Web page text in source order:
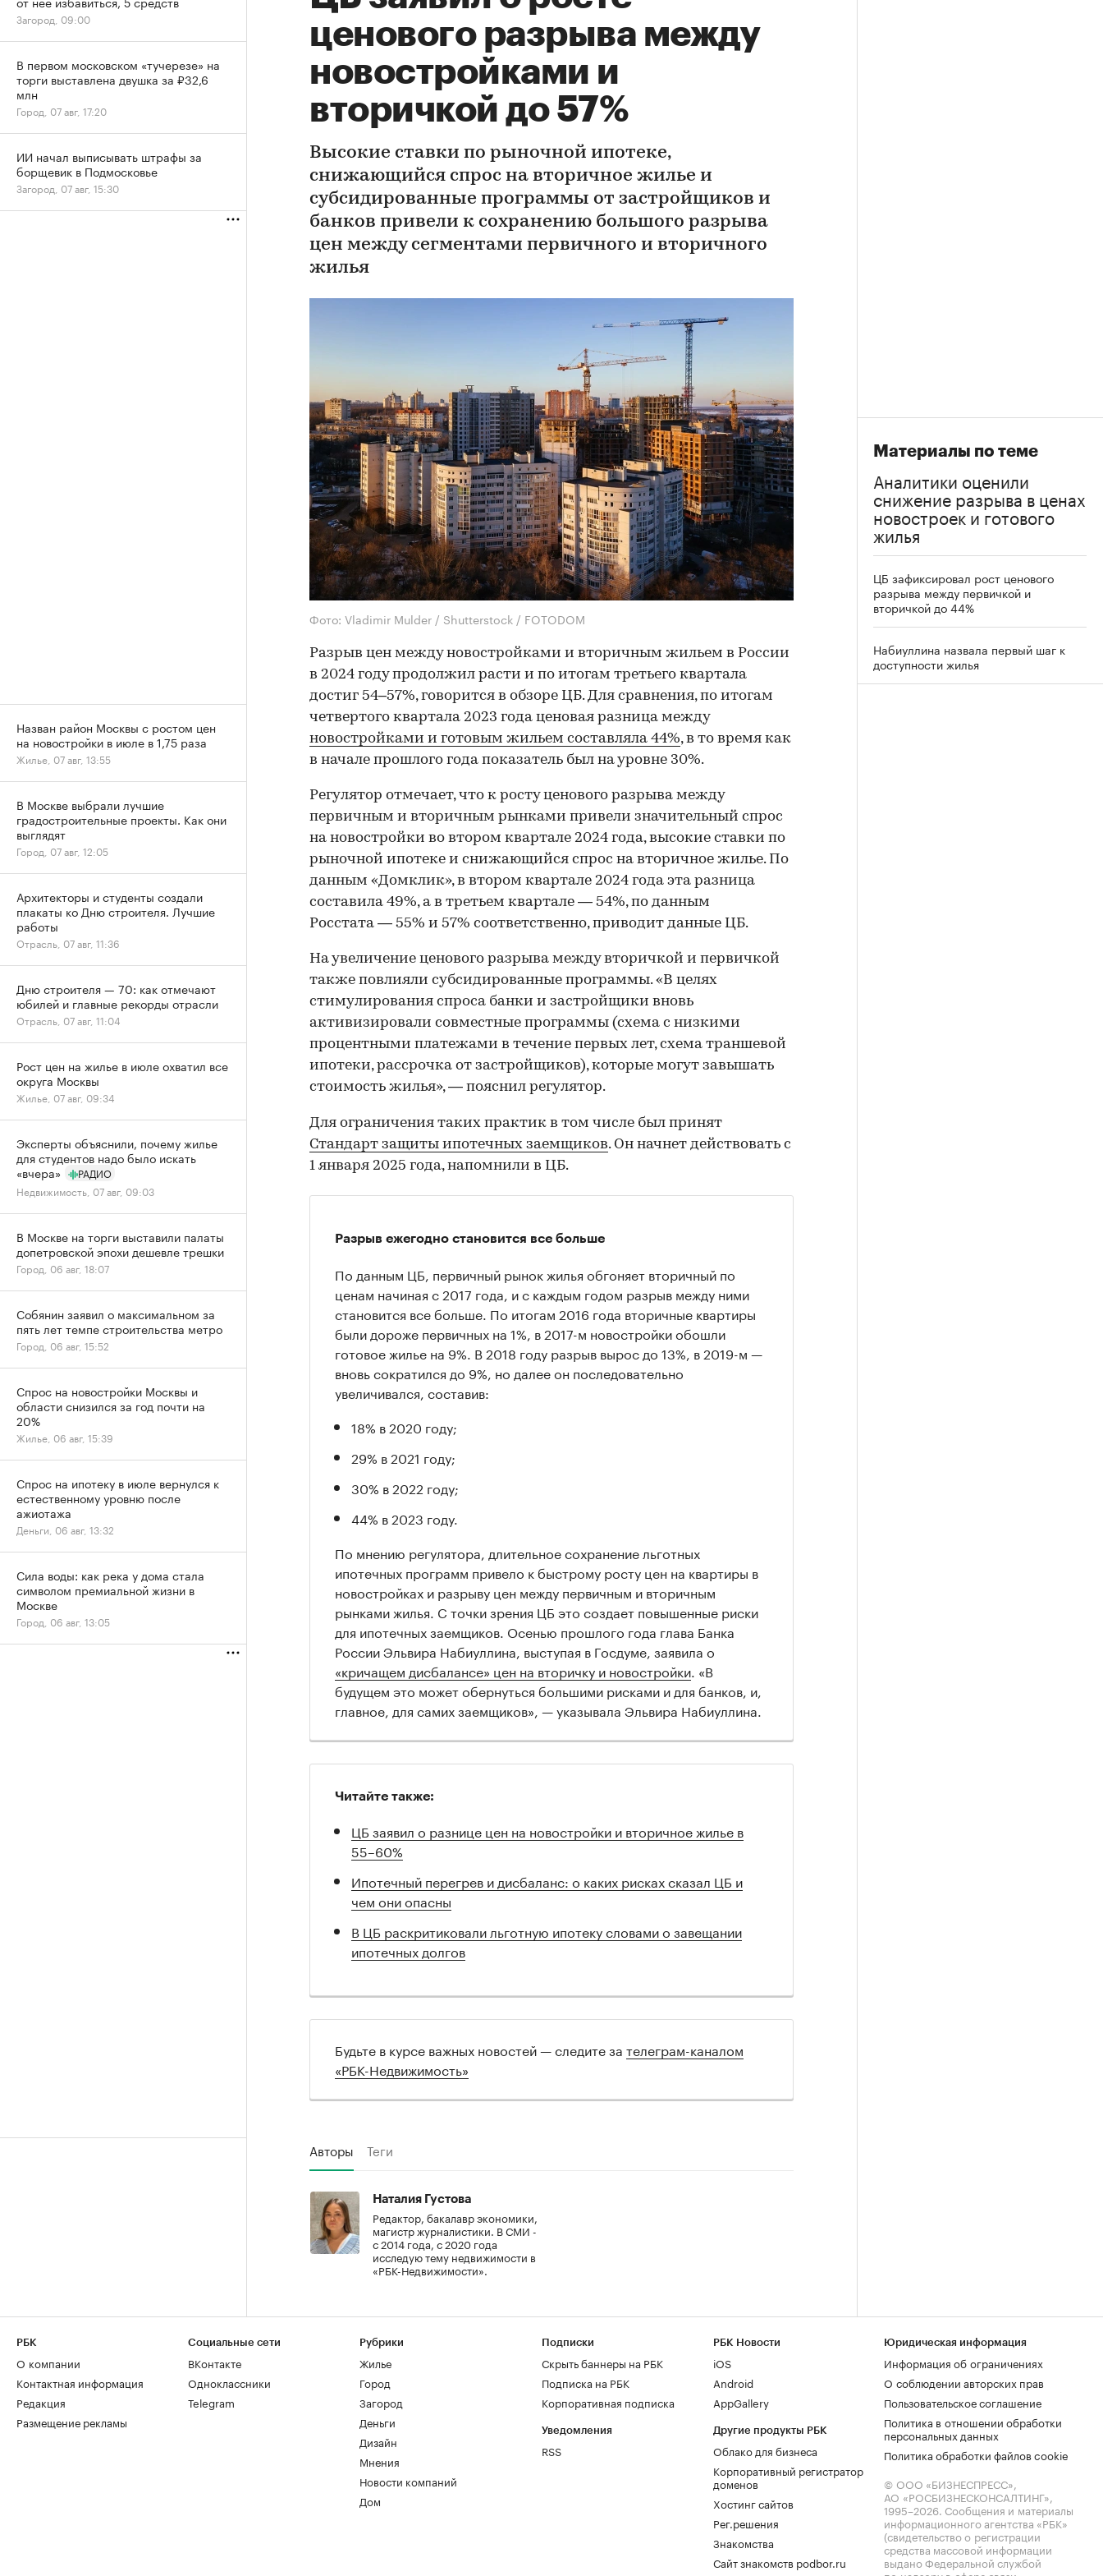
ценового разрыва между
новостройками и
вторичкой до 57%
Высокие ставки по рыночной ипотеке,
снижающийся спрос на вторичное жилье и
субсидированные программы от застройщиков и
банков привели к сохранению большого разрыва
цен между сегментами первичного и вторичного
жилья
Фото: Vladimir Mulder / Shutterstock / FOTODOM
Разрыв цен между новостройками и вторичным жильем в России
в 2024 году продолжил расти и по итогам третьего квартала
достиг 54–57%, говорится в обзоре ЦБ. Для сравнения, по итогам
четвертого квартала 2023 года ценовая разница между
новостройками и готовым жильем составляла 44%, в то время как
в начале прошлого года показатель был на уровне 30%.
Регулятор отмечает, что к росту ценового разрыва между
первичным и вторичным рынками привели значительный спрос
на новостройки во втором квартале 2024 года, высокие ставки по
рыночной ипотеке и снижающийся спрос на вторичное жилье. По
данным «Домклик», в втором квартале 2024 года эта разница
составила 49%, а в третьем квартале — 54%, по данным
Росстата — 55% и 57% соответственно, приводит данные ЦБ.
На увеличение ценового разрыва между вторичкой и первичкой
также повлияли субсидированные программы. «В целях
стимулирования спроса банки и застройщики вновь
активизировали совместные программы (схема с низкими
процентными платежами в течение первых лет, схема траншевой
ипотеки, рассрочка от застройщиков), которые могут завышать
стоимость жилья», — пояснил регулятор.
Для ограничения таких практик в том числе был принят
Стандарт защиты ипотечных заемщиков. Он начнет действовать с
1 января 2025 года, напомнили в ЦБ.
Разрыв ежегодно становится все больше
По данным ЦБ, первичный рынок жилья обгоняет вторичный по
ценам начиная с 2017 года, и с каждым годом разрыв между ними
становится все больше. По итогам 2016 года вторичные квартиры
были дороже первичных на 1%, в 2017-м новостройки обошли
готовое жилье на 9%. В 2018 году разрыв вырос до 13%, в 2019-м —
вновь сократился до 9%, но далее он последовательно
увеличивался, составив:
18% в 2020 году;
29% в 2021 году;
30% в 2022 году;
44% в 2023 году.
По мнению регулятора, длительное сохранение льготных
ипотечных программ привело к быстрому росту цен на квартиры в
новостройках и разрыву цен между первичным и вторичным
рынками жилья. С точки зрения ЦБ это создает повышенные риски
для ипотечных заемщиков. Осенью прошлого года глава Банка
России Эльвира Набиуллина, выступая в Госдуме, заявила о
«кричащем дисбалансе» цен на вторичку и новостройки . «В
будущем это может обернуться большими рисками и для банков, и,
главное, для самих заемщиков», — указывала Эльвира Набиуллина.
Читайте также:
ЦБ заявил о разнице цен на новостройки и вторичное жилье в
55–60%
Ипотечный перегрев и дисбаланс: о каких рисках сказал ЦБ и
чем они опасны
В ЦБ раскритиковали льготную ипотеку словами о завещании
ипотечных долгов
Будьте в курсе важных новостей — следите за телеграм-каналом
«РБК-Недвижимость»
Авторы Теги
Наталия Густова
Редактор, бакалавр экономики,
магистр журналистики. В СМИ -
с 2014 года, с 2020 года
исследую тему недвижимости в
«РБК-Недвижимости».
Материалы по теме
Аналитики оценили
снижение разрыва в ценах
новостроек и готового
жилья
ЦБ зафиксировал рост ценового
разрыва между первичкой и
вторичкой до 44%
Набиуллина назвала первый шаг к
доступности жилья
Загород, 09:00
В первом московском «тучерезе» на
торги выставлена двушка за ₽32,6
млн
Город, 07 авг, 17:20
ИИ начал выписывать штрафы за
борщевик в Подмосковье
Загород, 07 авг, 15:30
Назван район Москвы с ростом цен
на новостройки в июле в 1,75 раза
Жилье, 07 авг, 13:55
В Москве выбрали лучшие
градостроительные проекты. Как они
выглядят
Город, 07 авг, 12:05
Архитекторы и студенты создали
плакаты ко Дню строителя. Лучшие
работы
Отрасль, 07 авг, 11:36
Дню строителя — 70: как отмечают
юбилей и главные рекорды отрасли
Отрасль, 07 авг, 11:04
Рост цен на жилье в июле охватил все
округа Москвы
Жилье, 07 авг, 09:34
Эксперты объяснили, почему жилье
для студентов надо было искать
«вчера»
РАДИО
Недвижимость, 07 авг, 09:03
В Москве на торги выставили палаты
допетровской эпохи дешевле трешки
Город, 06 авг, 18:07
Собянин заявил о максимальном за
пять лет темпе строительства метро
Город, 06 авг, 15:52
Спрос на новостройки Москвы и
области снизился за год почти на
20%
Жилье, 06 авг, 15:39
Спрос на ипотеку в июле вернулся к
естественному уровню после
ажиотажа
Деньги, 06 авг, 13:32
Сила воды: как река у дома стала
символом премиальной жизни в
Москве
Город, 06 авг, 13:05
РБК
О компании
Контактная информация
Редакция
Размещение рекламы
Социальные сети
ВКонтакте
Одноклассники
Telegram
Рубрики
Жилье
Город
Загород
Деньги
Дизайн
Мнения
Новости компаний
Дом
Подписки
Скрыть баннеры на РБК
Подписка на РБК
Корпоративная подписка
Уведомления
RSS
РБК Новости
iOS
Android
AppGallery
Другие продукты РБК
Облако для бизнеса
Корпоративный регистратор
доменов
Хостинг сайтов
Рег.решения
Знакомства
Сайт знакомств podbor.ru
Юридическая информация
Информация об ограничениях
О соблюдении авторских прав
Пользовательское соглашение
Политика в отношении обработки
персональных данных
Политика обработки файлов cookie
© ООО «БИЗНЕСПРЕСС»,
АО «РОСБИЗНЕСКОНСАЛТИНГ»,
1995–2026. Сообщения и материалы
информационного агентства «РБК»
(свидетельство о регистрации
средства массовой информации
выдано Федеральной службой